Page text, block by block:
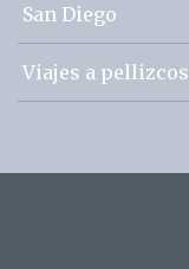
San Diego
Viajes a pellizcos